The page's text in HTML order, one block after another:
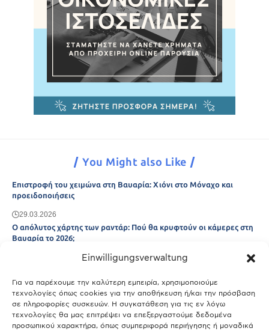
Einwilligungsverwaltung
Για να παρέχουμε την καλύτερη εμπειρία, χρησιμοποιούμε
τεχνολογίες όπως cookies για την αποθήκευση ή/και την πρόσβαση
σε πληροφορίες συσκευών. Η συγκατάθεση για τις εν λόγω
τεχνολογίες θα μας επιτρέψει να επεξεργαστούμε δεδομένα
προσωπικού χαρακτήρα, όπως συμπεριφορά περιήγησης ή μοναδικά
You Might also Like
Επιστροφή του χειμώνα στη Βαυαρία: Χιόνι στο Μόναχο και
προειδοποιήσεις
29.03.2026
Ο απόλυτος χάρτης των ραντάρ: Πού θα κρυφτούν οι κάμερες στη
Βαυαρία το 2026;
Μόναχο;
25.03.2026
Θύελλα χτυπά το Μόναχο: Κίνδυνος από τους ισχυρούς ανέμους
και τις καταιγίδες